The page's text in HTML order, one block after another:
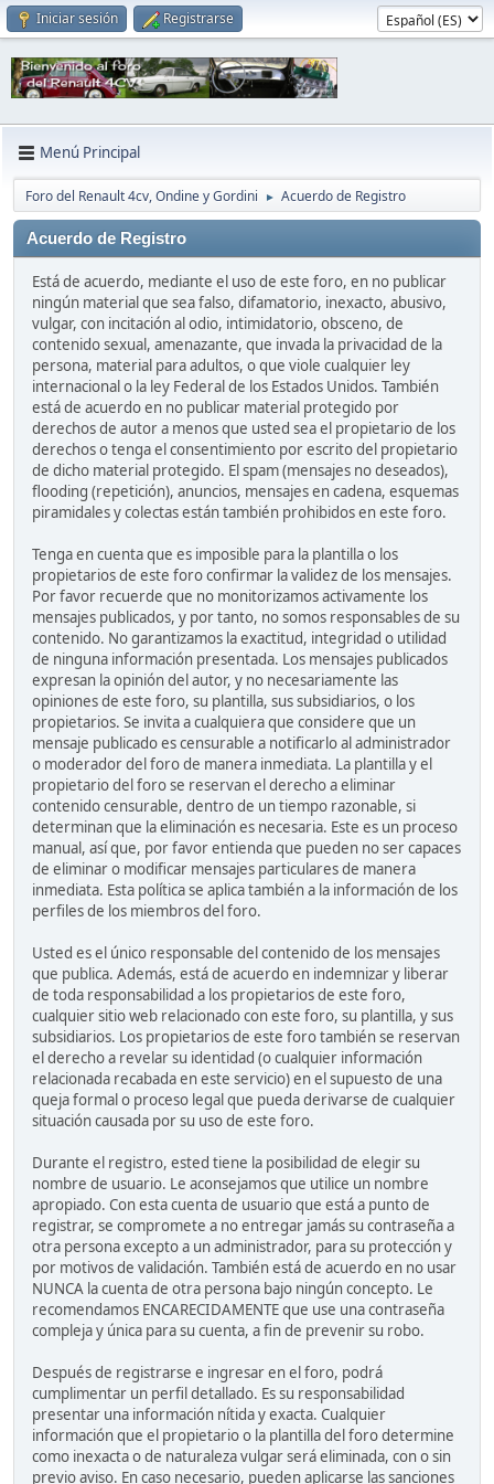
Iniciar sesión Registrarse
Menú Principal
Foro del Renault 4cv, Ondine y Gordini ► Acuerdo de Registro
Acuerdo de Registro
Está de acuerdo, mediante el uso de este foro, en no publicar
ningún material que sea falso, difamatorio, inexacto, abusivo,
vulgar, con incitación al odio, intimidatorio, obsceno, de
contenido sexual, amenazante, que invada la privacidad de la
persona, material para adultos, o que viole cualquier ley
internacional o la ley Federal de los Estados Unidos. También
está de acuerdo en no publicar material protegido por
derechos de autor a menos que usted sea el propietario de los
derechos o tenga el consentimiento por escrito del propietario
de dicho material protegido. El spam (mensajes no deseados),
flooding (repetición), anuncios, mensajes en cadena, esquemas
piramidales y colectas están también prohibidos en este foro.
Tenga en cuenta que es imposible para la plantilla o los
propietarios de este foro confirmar la validez de los mensajes.
Por favor recuerde que no monitorizamos activamente los
mensajes publicados, y por tanto, no somos responsables de su
contenido. No garantizamos la exactitud, integridad o utilidad
de ninguna información presentada. Los mensajes publicados
expresan la opinión del autor, y no necesariamente las
opiniones de este foro, su plantilla, sus subsidiarios, o los
propietarios. Se invita a cualquiera que considere que un
mensaje publicado es censurable a notificarlo al administrador
o moderador del foro de manera inmediata. La plantilla y el
propietario del foro se reservan el derecho a eliminar
contenido censurable, dentro de un tiempo razonable, si
determinan que la eliminación es necesaria. Este es un proceso
manual, así que, por favor entienda que pueden no ser capaces
de eliminar o modificar mensajes particulares de manera
inmediata. Esta política se aplica también a la información de los
perfiles de los miembros del foro.
Usted es el único responsable del contenido de los mensajes
que publica. Además, está de acuerdo en indemnizar y liberar
de toda responsabilidad a los propietarios de este foro,
cualquier sitio web relacionado con este foro, su plantilla, y sus
subsidiarios. Los propietarios de este foro también se reservan
el derecho a revelar su identidad (o cualquier información
relacionada recabada en este servicio) en el supuesto de una
queja formal o proceso legal que pueda derivarse de cualquier
situación causada por su uso de este foro.
Durante el registro, ested tiene la posibilidad de elegir su
nombre de usuario. Le aconsejamos que utilice un nombre
apropiado. Con esta cuenta de usuario que está a punto de
registrar, se compromete a no entregar jamás su contraseña a
otra persona excepto a un administrador, para su protección y
por motivos de validación. También está de acuerdo en no usar
NUNCA la cuenta de otra persona bajo ningún concepto. Le
recomendamos ENCARECIDAMENTE que use una contraseña
compleja y única para su cuenta, a fin de prevenir su robo.
Después de registrarse e ingresar en el foro, podrá
cumplimentar un perfil detallado. Es su responsabilidad
presentar una información nítida y exacta. Cualquier
información que el propietario o la plantilla del foro determine
como inexacta o de naturaleza vulgar será eliminada, con o sin
previo aviso. En caso necesario, pueden aplicarse las sanciones